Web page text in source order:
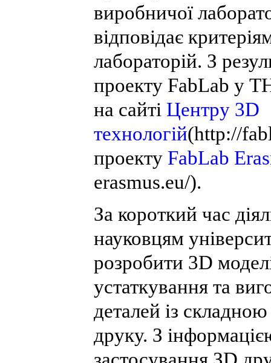
виробничої
відповідає
лабораторій. З
проекту FabLab у
на сайті Центру 3D
технологій(http://
проекту FabLab
erasmus.eu/).
За короткий час
науковцям
розробити 3D
устаткування та
деталей із
друку. З